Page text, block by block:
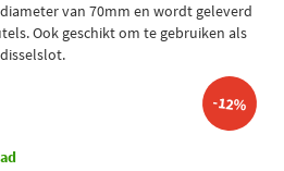
van 70mm en wordt geleverd
Ook geschikt om te gebruiken als
-12%